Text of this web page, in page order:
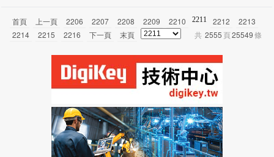
首頁 上一頁 2206 2207 2208 2209 2210 2211 2212
2213
2214
2215 2216 下一頁 末頁 共 2555 頁25549條